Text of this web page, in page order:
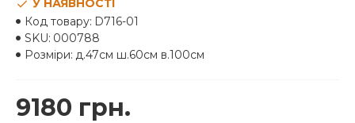
9180 грн.
У НАЯВНОСТІ
Код товару: D716-01
SKU: 000788
Розміри: д.47см ш.60см в.100см